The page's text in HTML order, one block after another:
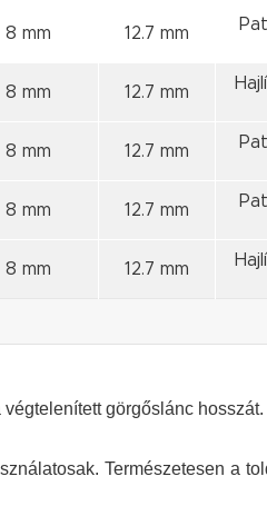
8 mm 12.7 mm
8 mm 12.7 mm
8 mm 12.7 mm
8 mm 12.7 mm
8 mm 12.7 mm
görgőslánc hosszát.
Természetesen a